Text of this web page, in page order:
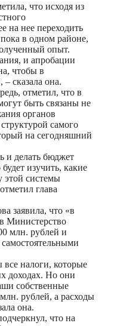
что исходя из
на нее переходить
в одном районе,
опыт.
и апробации
чтобы в
сказала она.
отметил, что в
быть связаны не
органов
самого
на сегодняшний
и делать бюджет
изучить, какие
этой системы
глава
заявила, что «в
Министерство
млн. рублей и
налоги, которые
доходах. Но они
собственные
рублей, а расходы
она.
что на